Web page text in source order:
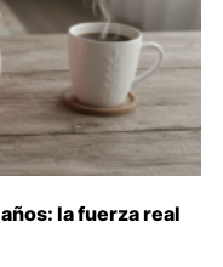
la fuerza real